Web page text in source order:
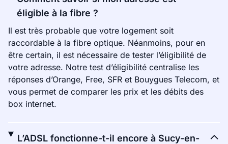
éligible à la fibre ?
Il est très probable que votre logement soit
raccordable à la fibre optique. Néanmoins, pour en
être certain, il est nécessaire de tester l’éligibilité de
votre adresse. Notre test d’éligibilité centralise les
réponses d’Orange, Free, SFR et Bouygues Telecom, et
vous permet de comparer les prix et les débits des
box internet.
L’ADSL fonctionne-t-il encore à Sucy-en-